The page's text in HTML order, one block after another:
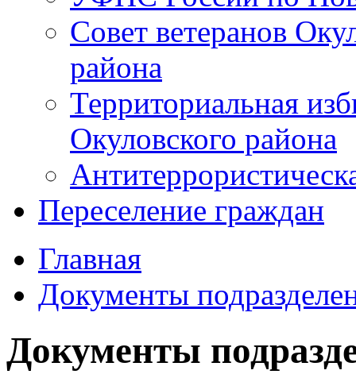
Совет ветеранов
района
Территориальная
Окуловского района
Переселение граждан
Главная
Документы
Документы